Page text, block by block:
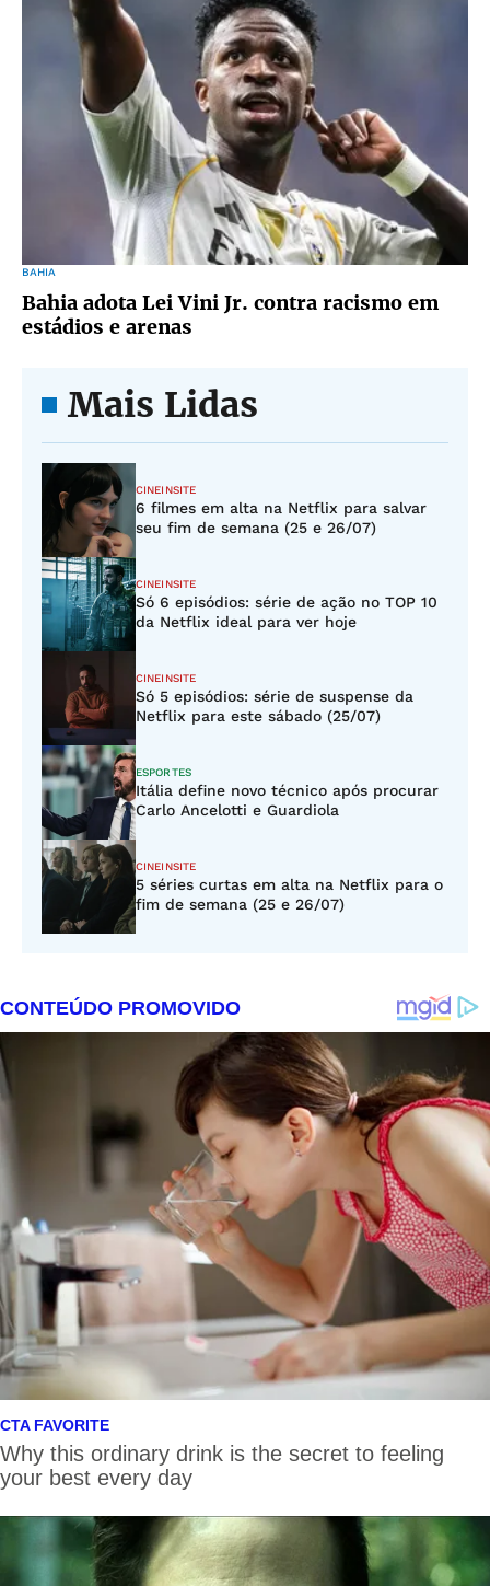
BAHIA
Bahia adota Lei Vini Jr. contra racismo em
estádios e arenas
Mais Lidas
CINEINSITE
6 filmes em alta na Netflix para salvar
seu fim de semana (25 e 26/07)
CINEINSITE
Só 6 episódios: série de ação no TOP 10
da Netflix ideal para ver hoje
CINEINSITE
Só 5 episódios: série de suspense da
Netflix para este sábado (25/07)
ESPORTES
Itália define novo técnico após procurar
Carlo Ancelotti e Guardiola
CINEINSITE
5 séries curtas em alta na Netflix para o
fim de semana (25 e 26/07)